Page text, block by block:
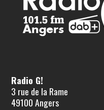
Radio G!
3 rue de la Rame
49100 Angers